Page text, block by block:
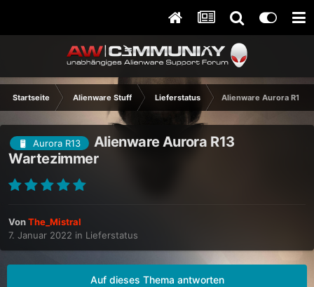
Startseite Alienware Stuff Lieferstatus Alienware Aurora R13
Aurora R13
Alienware Aurora R13
Wartezimmer
VonThe_Mistral
7. Januar 2022 in Lieferstatus
Auf dieses Thema antworten